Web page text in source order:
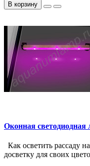
В корзину
Оконная
Как осветить рассаду
досветку для своих